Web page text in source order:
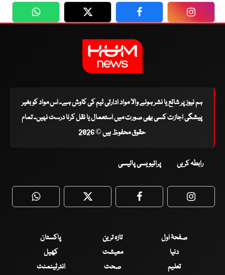
WhatsApp Twitter Facebook
ہم نیوز پر شائع یا نشر ہونے والا مواد ادارتی ٹیم کی کاوش ہے۔ اس مواد کو بغیر
پیشگی اجازت کسی بھی صورت میں استعمال یا نقل کرنا درست نہیں۔ تمام
حقوق محفوظ ہیں © 2026
رابطہ کریں پرائیویسی پالیسی
WhatsApp Twitter Facebook
صفحۂ اول تازہ ترین
پاکستان
دنیا
معیشت
کھیل
تعلیم
صحت
انٹرٹینمنٹ